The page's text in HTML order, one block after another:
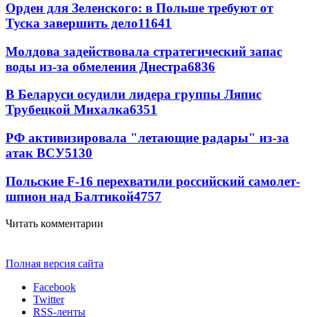
Орден для Зеленского: в Польше требуют от
Туска завершить дело11641
Молдова задействовала стратегический запас
воды из-за обмеления Днестра6836
В Беларуси осудили лидера группы Ляпис
Трубецкой Михалка6351
РФ активизировала "летающие радары" из-за
атак ВСУ5130
Польские F-16 перехватили российский самолет-
шпион над Балтикой4757
Читать комментарии
Полная версия сайта
Facebook
Twitter
RSS-ленты